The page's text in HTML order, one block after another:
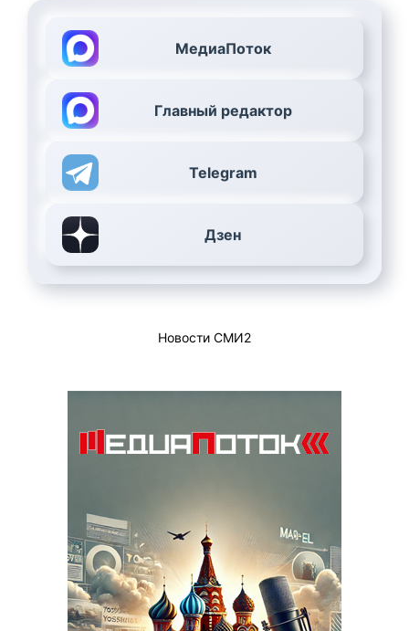
МедиаПоток
Главный редактор
Telegram
Дзен
Новости СМИ2